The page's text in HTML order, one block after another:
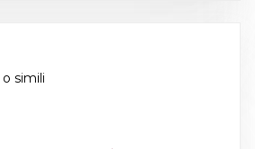
o simili